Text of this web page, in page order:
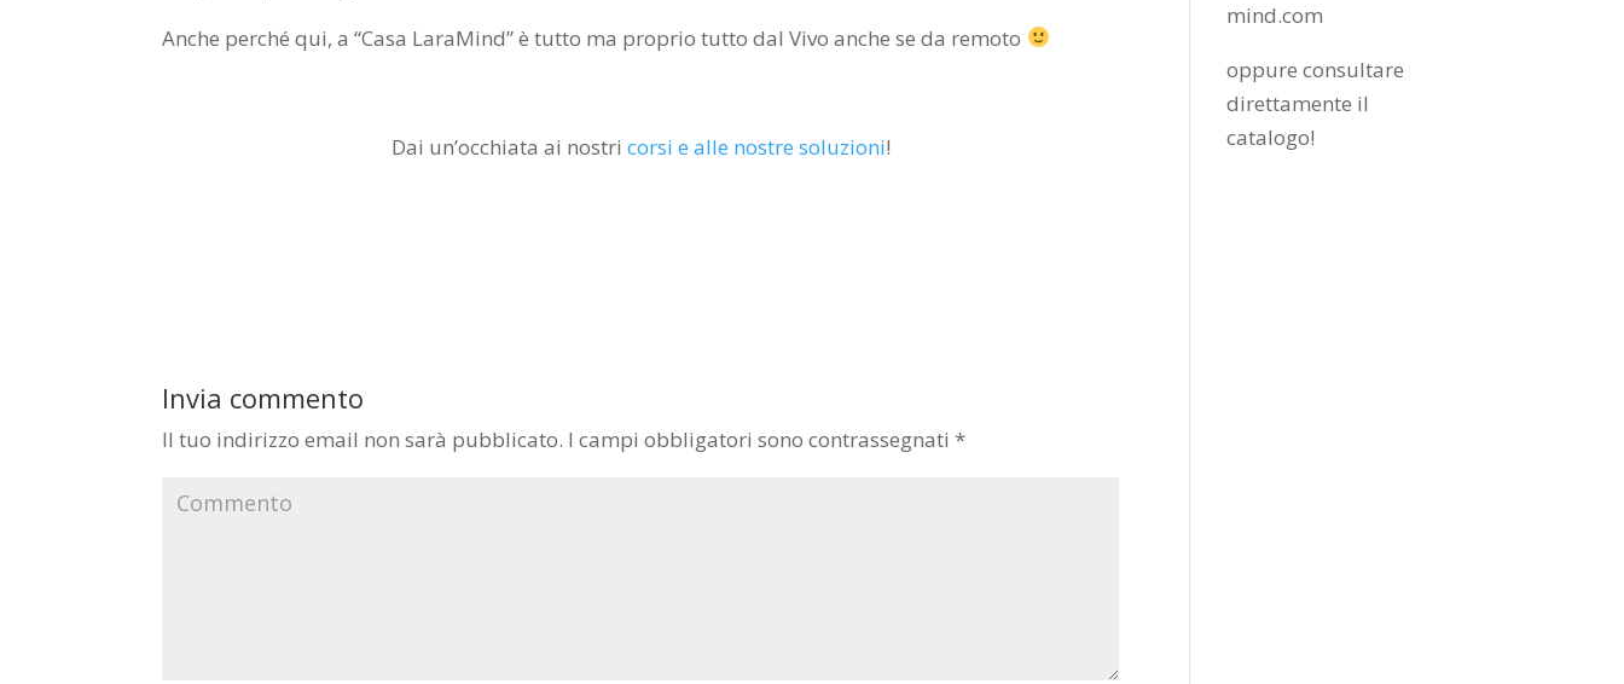
Anche perché qui, a “Casa LaraMind” è tutto ma proprio tutto dal Vivo anche se da remoto
Dai un’occhiata ai nostri corsi e alle nostre soluzioni!
Invia commento
Il tuo indirizzo email non sarà pubblicato. I campi obbligatori sono contrassegnati *
mind.com
oppure consultare
direttamente il
catalogo!